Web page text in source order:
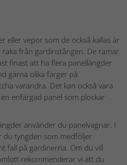
eller vepor som de också kallas är
från gardinstången. De ramar
finast att ha flera panellängder
gärna olika färger på
varandra. Det kan också vara
enfärgad panel som plockar
använder du panelvagnar. I
du tyngden som medföljer
fall på gardinerna. Om du vill
rekommenderar vi att du